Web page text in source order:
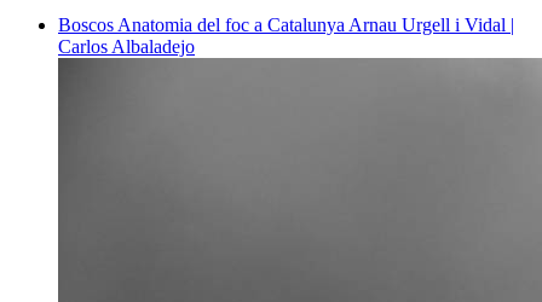
Boscos Anatomia del foc a Catalunya Arnau Urgell i Vidal |
Carlos Albaladejo